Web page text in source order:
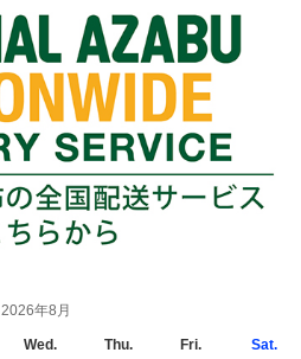
2026年8月
Wed. Thu. Fri.
Sat.